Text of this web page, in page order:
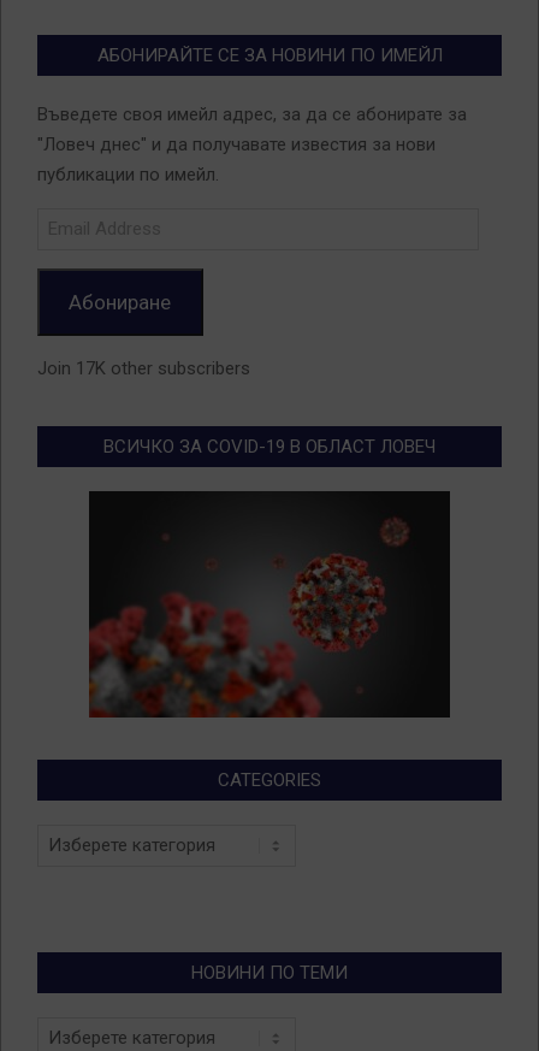
АБОНИРАЙТЕ СЕ ЗА НОВИНИ ПО ИМЕЙЛ
Въведете своя имейл адрес, за да се абонирате за
"Ловеч днес" и да получавате известия за нови
публикации по имейл.
Абониране
Join 17K other subscribers
ВСИЧКО ЗА COVID-19 В ОБЛАСТ ЛОВЕЧ
CATEGORIES
Categories
НОВИНИ ПО ТЕМИ
Новини